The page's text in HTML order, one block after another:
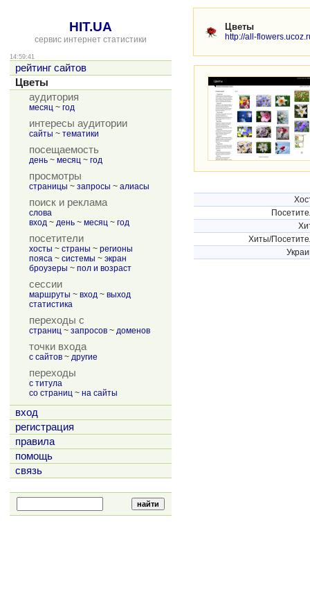
HIT.UA
сервис интернет статистики
14:59:41
рейтинг сайтов
Цветы
аудитория
месяц ~ год
интересы аудитории
сайты ~ тематики
посещаемость
день ~ месяц ~ год
просмотры
страницы ~ запросы ~ алиасы
поиск и реклама
слова
вход ~ день ~ месяц ~ год
посетители
хосты ~ страны ~ регионы
пояса ~ системы ~ экран
броузеры ~ пол и возраст
сессии
маршруты ~ вход ~ выход
статистика
переходы с
страниц ~ запросов ~ доменов
точки входа
с сайтов ~ другие
переходы
с титула
со страниц ~ на сайты
вход
регистрация
правила
помощь
связь
Цветы
http://all-
Хиты/